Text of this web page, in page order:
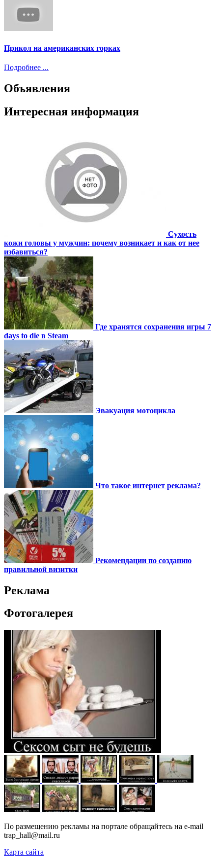
Прикол на американских горках
Подробнее ...
Объявления
Интересная информация
Сухость
кожи головы у мужчин: почему возникает и как от нее
избавиться?
Где хранятся сохранения игры 7
days to die в Steam
Эвакуация мотоцикла
Что такое интернет реклама?
Рекомендации по созданию
правильной визитки
Реклама
Фотогалерея
По размещению рекламы на портале обращайтесь на e-mail
trap_hall@mail.ru
Карта сайта